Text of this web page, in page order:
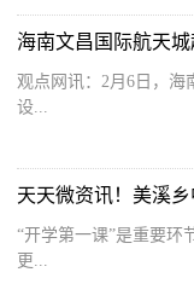
观点网讯：2月6日，海
设...
天天微资讯！美溪
“开学第一课”是重要环
更...